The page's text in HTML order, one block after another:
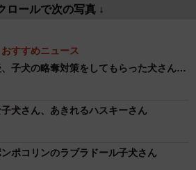
ロールで次の写真 ↓
おすすめニュース
、子犬の略奪対策をしてもらった犬さん…
子犬さん、あきれるハスキーさん
ンポコリンのラブラドール子犬さん